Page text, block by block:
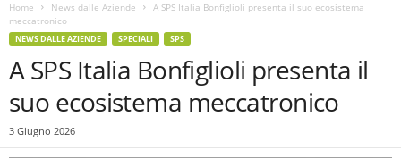
Home News dalle Aziende
A SPS Italia Bonfiglioli presenta il suo ecosistema
meccatronico
NEWS DALLE AZIENDE SPECIALI SPS
A SPS Italia Bonfiglioli presenta il
suo ecosistema meccatronico
3 Giugno 2026